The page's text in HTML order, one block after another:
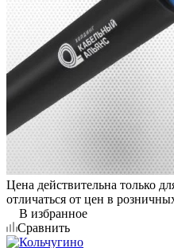
Цена действительна только
отличаться от цен в
В избранное
Сравнить